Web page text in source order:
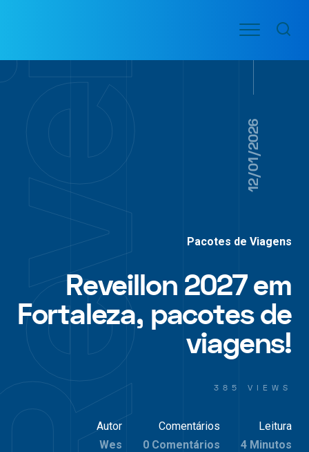
conteúdo
VOO
AÉREAS
Menu
12/01/2026
Pacotes de Viagens
Reveillon 2027 em
Fortaleza, pacotes de
viagens!
385 VIEWS
Autor
Wes
Comentários
0 Comentários
Leitura
4 Minutos